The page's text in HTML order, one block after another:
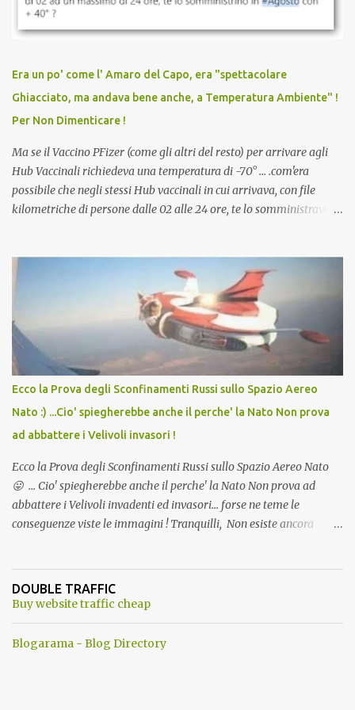
vaccinato, nessuno aveva prima cercato di farti sentire una
persona cattiva. Non avevamo mai visto un vaccino che minacci le
vaccino usato per minacciare i mezzi di sussistenza, il lavoro o la
scuola. Non avevamo mai visto un vaccino che permettesse a un
dodicenne di ignorare il consenso dei genitori. Dopo tutti i vaccini
che abbiamo elencato sopra...
Era un po' come l' Amaro del Capo, era "spettacolare
Ghiacciato, ma andava bene anche, a Temperatura Ambiente" !
Per Non Dimenticare !
Ma se il Vaccino PFizer (come gli altri del resto) per arrivare agli
Hub Vaccinali richiedeva una temperatura di -70° ... .com'era
possibile che negli stessi Hub vaccinali in cui arrivava, con file
kilometriche di persone dalle 02 alle 24 ore, te lo somministravano
Vaccino come: l' Amaro del Capo, era "spettacolare Ghiacciato, ma
andava bene anche, a Temperatura Ambiente"! Riproponiamo
l'articolo per NON Dimenticare!
Ecco la Prova degli Sconfinamenti Russi sullo Spazio Aereo
Nato :) ...Cio' spiegherebbe anche il perche' la Nato Non prova
ad abbattere i Velivoli invasori !
Ecco la Prova degli Sconfinamenti Russi sullo Spazio Aereo Nato
😛 ... Cio' spiegherebbe anche il perche' la Nato Non prova ad
abbattere i Velivoli invadenti ed invasori... forse ne teme le
conseguenze viste le immagini ! Tranquilli, Non esiste ancora
ancora una fantasia Nato o forse una "False Flag", per provocare
una guerra mondiale che difficilmente da menti sane, potrebbe
DOUBLE TRAFFIC
Buy website traffic cheap
Blogarama - Blog Directory